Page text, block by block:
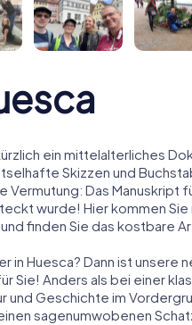
ein mittelalterliches
Skizzen und
Das Manuskript
wurde! Hier kommen
finden Sie das kostbare
in Huesca? Dann ist unsere
Sie! Anders als bei einer
und Geschichte im
sagenumwobenen